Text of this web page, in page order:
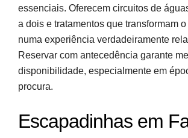
essenciais. Oferecem circuitos de
a dois e tratamentos que transformam
numa experiência verdadeiramente
Reservar com antecedência garante
disponibilidade, especialmente em
procura.
Escapadinhas em